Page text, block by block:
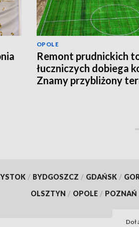
OPOLE
Remont prudnickich
łuczniczych dobiega
Znamy przybliżony
/ BYDGOSZCZ / GDAŃSK /
OLSZTYN / OPOLE / POZNAŃ